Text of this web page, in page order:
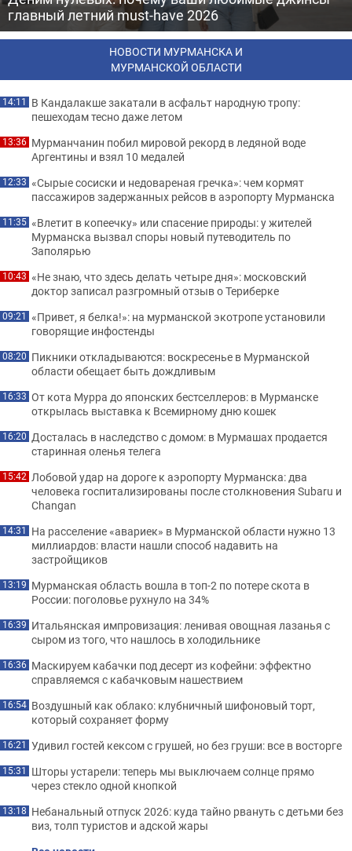
главный летний must-have 2026
НОВОСТИ МУРМАНСКА И
МУРМАНСКОЙ ОБЛАСТИ
14:11 В Кандалакше закатали в асфальт народную тропу:
пешеходам тесно даже летом
13:36 Мурманчанин побил мировой рекорд в ледяной воде
Аргентины и взял 10 медалей
12:33 «Сырые сосиски и недовареная гречка»: чем кормят
пассажиров задержанных рейсов в аэропорту Мурманска
11:35 «Влетит в копеечку» или спасение природы: у жителей
Мурманска вызвал споры новый путеводитель по
Заполярью
10:43 «Не знаю, что здесь делать четыре дня»: московский
доктор записал разгромный отзыв о Териберке
09:21 «Привет, я белка!»: на мурманской экотропе установили
говорящие инфостенды
08:20 Пикники откладываются: воскресенье в Мурманской
области обещает быть дождливым
16:33 От кота Мурра до японских бестселлеров: в Мурманске
открылась выставка к Всемирному дню кошек
16:20 Досталась в наследство с домом: в Мурмашах продается
старинная оленья телега
15:42 Лобовой удар на дороге к аэропорту Мурманска: два
человека госпитализированы после столкновения Subaru и
Changan
14:31 На расселение «авариек» в Мурманской области нужно 13
миллиардов: власти нашли способ надавить на
застройщиков
13:19 Мурманская область вошла в топ-2 по потере скота в
России: поголовье рухнуло на 34%
16:39 Итальянская импровизация: ленивая овощная лазанья с
сыром из того, что нашлось в холодильнике
16:36 Маскируем кабачки под десерт из кофейни: эффектно
справляемся с кабачковым нашествием
16:54 Воздушный как облако: клубничный шифоновый торт,
который сохраняет форму
16:21 Удивил гостей кексом с грушей, но без груши: все в восторге
15:31 Шторы устарели: теперь мы выключаем солнце прямо
через стекло одной кнопкой
13:18 Небанальный отпуск 2026: куда тайно рвануть с детьми без
виз, толп туристов и адской жары